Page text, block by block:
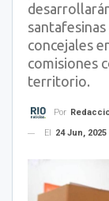
concejales
comisiones
territorio.
Por
El
24 Jun, 2025